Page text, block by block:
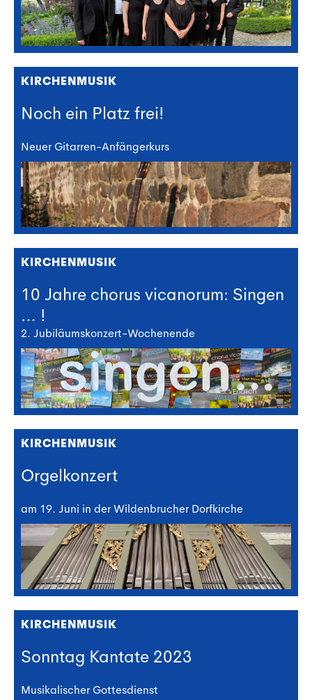
KIRCHENMUSIK
Noch ein Platz frei!
Neuer Gitarren-Anfängerkurs
KIRCHENMUSIK
10 Jahre chorus vicanorum: Singen
… !
2. Jubiläumskonzert-Wochenende
KIRCHENMUSIK
Orgelkonzert
am 19. Juni in der Wildenbrucher Dorfkirche
KIRCHENMUSIK
Sonntag Kantate 2023
Musikalischer Gottesdienst